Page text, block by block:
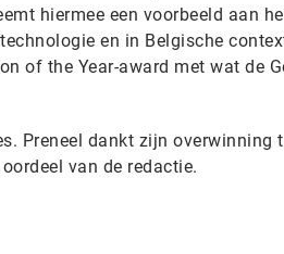
hiermee een voorbeeld aan
en in Belgische
of the Year-award met wat de
Preneel dankt zijn overwinning
van de redactie.